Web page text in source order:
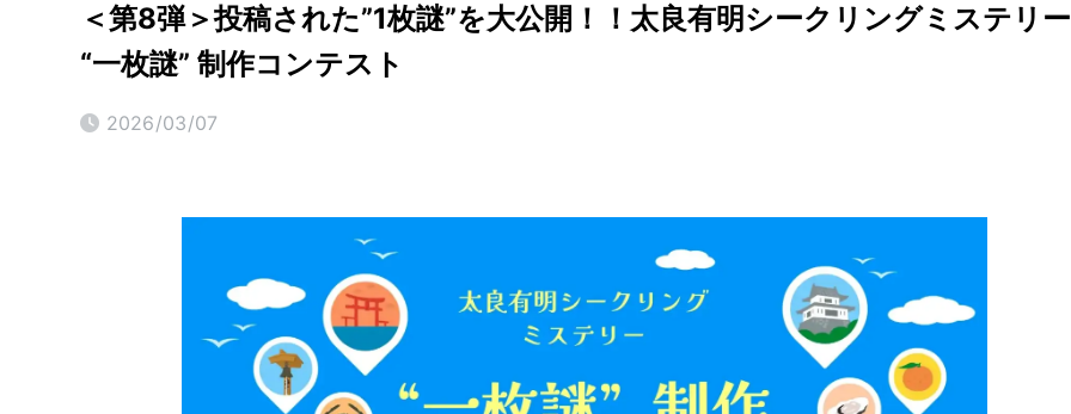
＜第8弾＞投稿された”1枚謎”を大公開！！太良有明シークリングミステリー
“一枚謎” 制作コンテスト
2026/03/07